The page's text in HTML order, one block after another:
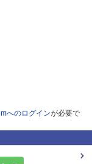
へのログインが必要で